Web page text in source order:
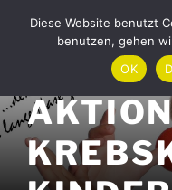
Inhalt
Diese Website benutzt
benutzen, gehen
OK